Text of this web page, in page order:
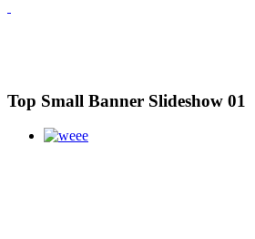
Top Small Banner Slideshow 01